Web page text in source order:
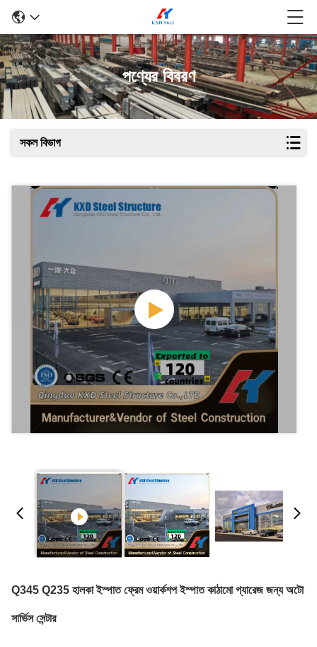
পণ্যের বিবরণ
সকল বিভাগ
Q345 Q235 হালকা ইস্পাত ফ্রেম ওয়ার্কশপ ইস্পাত কাঠামো গ্যারেজ জন্য অটো
সার্ভিস সেন্টার